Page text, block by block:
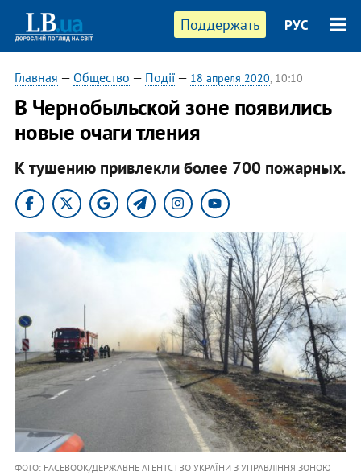
Поддержать РУС
Главная — Общество — Події— 18 апреля 2020, 10:10
В Чернобыльской зоне появились
новые очаги тления
К тушению привлекли более 700 пожарных.
ФОТО: FACEBOOK/ДЕРЖАВНЕ АГЕНТСТВО УКРАЇНИ З УПРАВЛІННЯ ЗОНОЮ